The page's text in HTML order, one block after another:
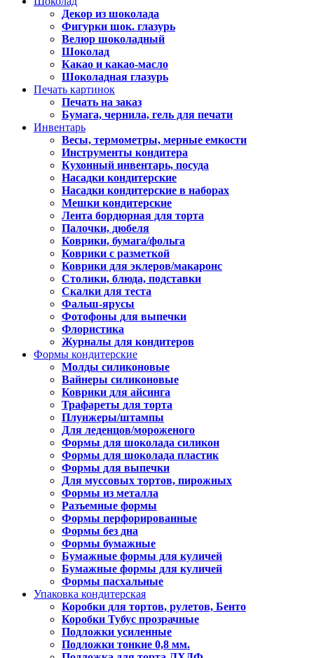
Декор из шоколада
Фигурки шок. глазурь
Велюр шоколадный
Шоколад
Какао и какао-масло
Шоколадная глазурь
Печать картинок
Печать на заказ
Бумага, чернила, гель для печати
Инвентарь
Весы, термометры, мерные емкости
Инструменты кондитера
Кухонный инвентарь, посуда
Насадки кондитерские
Насадки кондитерские в наборах
Мешки кондитерские
Лента бордюрная для торта
Палочки, дюбеля
Коврики, бумага/фольга
Коврики с разметкой
Коврики для эклеров/макаронс
Столики, блюда, подставки
Скалки для теста
Фальш-ярусы
Фотофоны для выпечки
Флористика
Журналы для кондитеров
Формы кондитерские
Молды силиконовые
Вайнеры силиконовые
Коврики для айсинга
Трафареты для торта
Плунжеры/штампы
Для леденцов/мороженого
Формы для шоколада силикон
Формы для шоколада пластик
Формы для выпечки
Для муссовых тортов, пирожных
Формы из металла
Разъемные формы
Формы перфорированные
Формы без дна
Формы бумажные
Бумажные формы для куличей
Бумажные формы для куличей
Формы пасхальные
Упаковка кондитерская
Коробки для тортов, рулетов, Бенто
Коробки Тубус прозрачные
Подложки усиленные
Подложки тонкие 0,8 мм.